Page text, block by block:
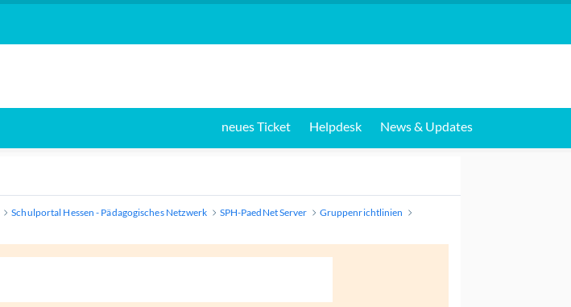
neues Ticket Helpdesk News & Updates
Schulportal Hessen - Pädagogisches Netzwerk SPH-PaedNet Server
Gruppenrichtlinien